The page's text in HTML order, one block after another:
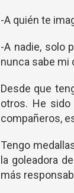
-A quién te
-A nadie, solo
nunca sabe mi
Desde que
otros. He
compañeros,
Tengo
la goleadora
más